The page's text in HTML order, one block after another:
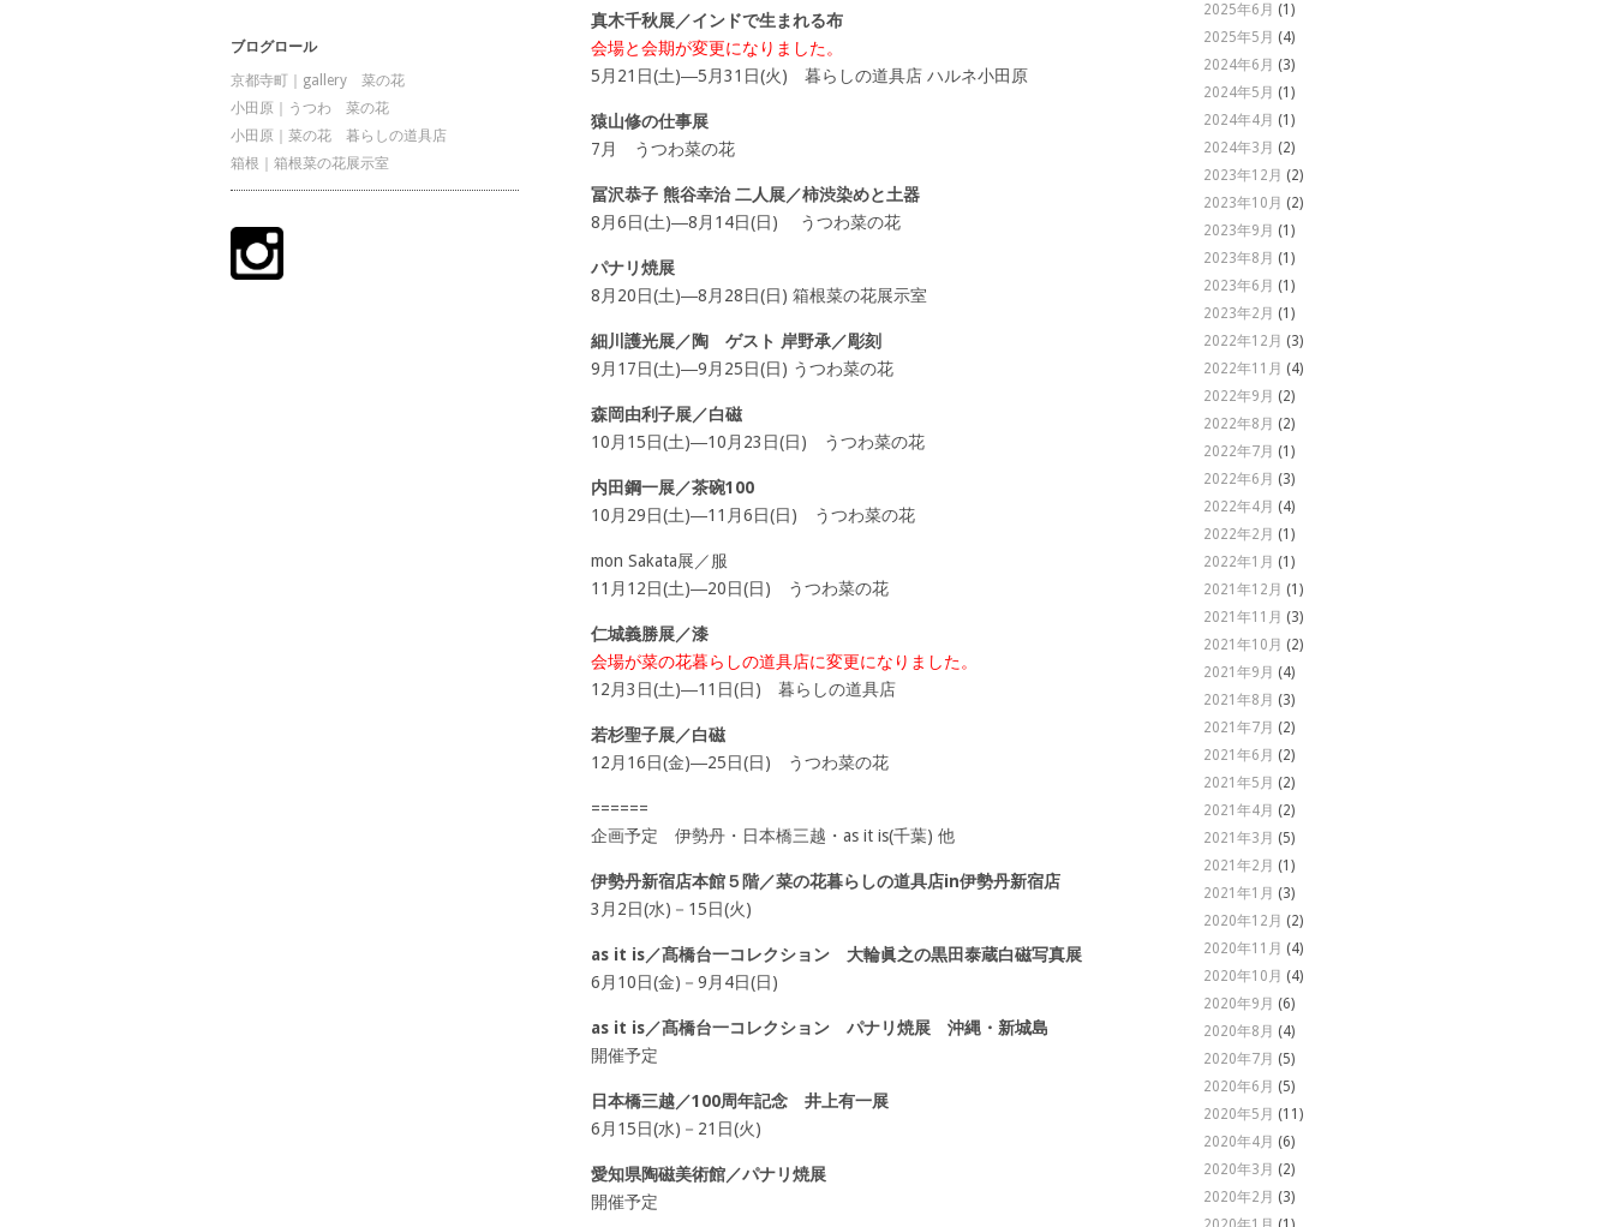
ブログロール
京都寺町｜gallery 菜の花
小田原｜うつわ 菜の花
小田原｜菜の花 暮らしの道具店
箱根｜箱根菜の花展示室
真木千秋展／インドで生まれる布
会場と会期が変更になりました。
5月21日(土)―5月31日(火) 暮らしの道具店 ハルネ小田原
猿山修の仕事展
7月 うつわ菜の花
冨沢恭子 熊谷幸治 二人展／柿渋染めと土器
8月6日(土)―8月14日(日) うつわ菜の花
パナリ焼展
8月20日(土)―8月28日(日) 箱根菜の花展示室
細川護光展／陶 ゲスト 岸野承／彫刻
9月17日(土)―9月25日(日) うつわ菜の花
森岡由利子展／白磁
10月15日(土)―10月23日(日) うつわ菜の花
内田鋼一展／茶碗100
10月29日(土)―11月6日(日) うつわ菜の花
mon Sakata展／服
11月12日(土)―20日(日) うつわ菜の花
仁城義勝展／漆
会場が菜の花暮らしの道具店に変更になりました。
12月3日(土)―11日(日) 暮らしの道具店
若杉聖子展／白磁
12月16日(金)―25日(日) うつわ菜の花
======
企画予定 伊勢丹・日本橋三越・as it is(千葉) 他
伊勢丹新宿店本館５階／菜の花暮らしの道具店in伊勢丹新宿店
3月2日(水)－15日(火)
as it is／髙橋台一コレクション 大輪眞之の黒田泰蔵白磁写真展
6月10日(金)－9月4日(日)
as it is／髙橋台一コレクション パナリ焼展 沖縄・新城島
開催予定
日本橋三越／100周年記念 井上有一展
6月15日(水)－21日(火)
愛知県陶磁美術館／パナリ焼展
開催予定
2025年6月 (1)
2025年5月 (4)
2024年6月 (3)
2024年5月 (1)
2024年4月 (1)
2024年3月 (2)
2023年12月 (2)
2023年10月 (2)
2023年9月 (1)
2023年8月 (1)
2023年6月 (1)
2023年2月 (1)
2022年12月 (3)
2022年11月 (4)
2022年9月 (2)
2022年8月 (2)
2022年7月 (1)
2022年6月 (3)
2022年4月 (4)
2022年2月 (1)
2022年1月 (1)
2021年12月 (1)
2021年11月 (3)
2021年10月 (2)
2021年9月 (4)
2021年8月 (3)
2021年7月 (2)
2021年6月 (2)
2021年5月 (2)
2021年4月 (2)
2021年3月 (5)
2021年2月 (1)
2021年1月 (3)
2020年12月 (2)
2020年11月 (4)
2020年10月 (4)
2020年9月 (6)
2020年8月 (4)
2020年7月 (5)
2020年6月 (5)
2020年5月 (11)
2020年4月 (6)
2020年3月 (2)
2020年2月 (3)